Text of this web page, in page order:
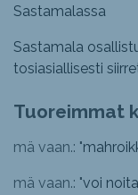
Sastamalassa
Sastamala
tosiasiallisesti
Tuoreimmat
mä vaan.: "
mä vaan.: "voi